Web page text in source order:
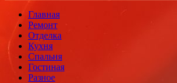
Главная
Ремонт
Отделка
Кухня
Спальня
Гостиная
Разное